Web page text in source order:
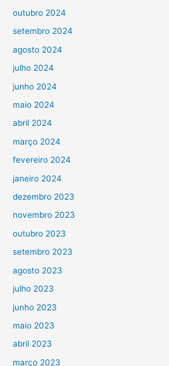
outubro 2024
setembro 2024
agosto 2024
julho 2024
junho 2024
maio 2024
abril 2024
março 2024
fevereiro 2024
janeiro 2024
dezembro 2023
novembro 2023
outubro 2023
setembro 2023
agosto 2023
julho 2023
junho 2023
maio 2023
abril 2023
março 2023